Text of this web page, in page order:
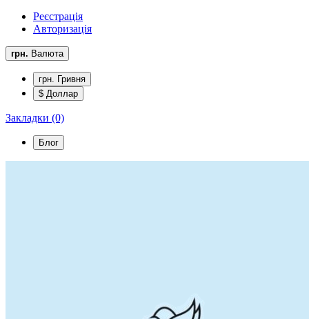
Реєстрація
Авторизація
грн. Валюта
грн. Гривня
$ Доллар
Закладки (0)
Блог